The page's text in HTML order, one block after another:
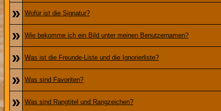
» Wofür ist die Signatur?
» Wie bekomme ich ein Bild unter meinen Benutzernamen?
» Was ist die Freunde-Liste und die Ignorierliste?
» Was sind Favoriten?
» Was sind Rangtitel und Rangzeichen?